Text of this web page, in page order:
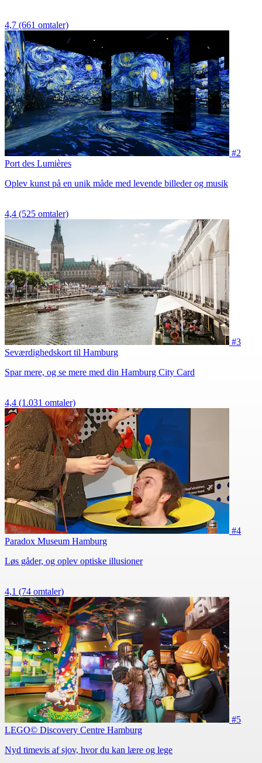
4,7 (661 omtaler)
#2
Port des Lumières
Oplev kunst på en unik måde med levende billeder og musik
4,4 (525 omtaler)
#3
Seværdighedskort til Hamburg
Spar mere, og se mere med din Hamburg City Card
4,4 (1.031 omtaler)
#4
Paradox Museum Hamburg
Løs gåder, og oplev optiske illusioner
4,1 (74 omtaler)
#5
LEGO© Discovery Centre Hamburg
Nyd timevis af sjov, hvor du kan lære og lege